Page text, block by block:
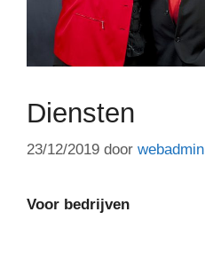
Diensten
23/12/2019 door webadmin
Voor bedrijven